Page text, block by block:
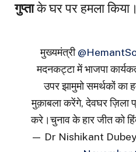
गुप्ताके घर पर हमला किया।
मुख्यमंत्री
मदनकट्टा में भाजपा
उपर झामुमो समर्थकों का
मुक़ाबला करेंगे, देवघर ज़िला
करे।चुनाव के हार जीत को
— Dr Nishikant